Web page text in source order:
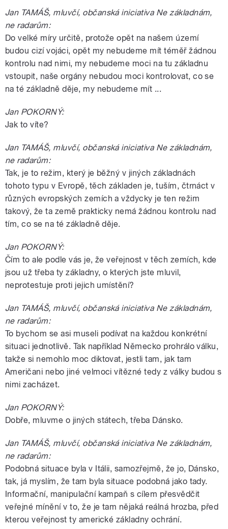
Jan TAMÁŠ, mluvčí, občanská iniciativa Ne základnám,
ne radarům:
Do velké míry určitě, protože opět na našem území
budou cizí vojáci, opět my nebudeme mít téměř žádnou
kontrolu nad nimi, my nebudeme moci na tu základnu
vstoupit, naše orgány nebudou moci kontrolovat, co se
na té základně děje, my nebudeme mít ...
Jan POKORNÝ:
Jak to víte?
Jan TAMÁŠ, mluvčí, občanská iniciativa Ne základnám,
ne radarům:
Tak, je to režim, který je běžný v jiných základnách
tohoto typu v Evropě, těch základen je, tuším, čtrnáct v
různých evropských zemích a vždycky je ten režim
takový, že ta země prakticky nemá žádnou kontrolu nad
tím, co se na té základně děje.
Jan POKORNÝ:
Čím to ale podle vás je, že veřejnost v těch zemích, kde
jsou už třeba ty základny, o kterých jste mluvil,
neprotestuje proti jejich umístění?
Jan TAMÁŠ, mluvčí, občanská iniciativa Ne základnám,
ne radarům:
To bychom se asi museli podívat na každou konkrétní
situaci jednotlivě. Tak například Německo prohrálo válku,
takže si nemohlo moc diktovat, jestli tam, jak tam
Američani nebo jiné velmoci vítězné tedy z války budou s
nimi zacházet.
Jan POKORNÝ:
Dobře, mluvme o jiných státech, třeba Dánsko.
Jan TAMÁŠ, mluvčí, občanská iniciativa Ne základnám,
ne radarům:
Podobná situace byla v Itálii, samozřejmě, že jo, Dánsko,
tak, já myslím, že tam byla situace podobná jako tady.
Informační, manipulační kampaň s cílem přesvědčit
veřejné mínění v to, že je tam nějaká reálná hrozba, před
kterou veřejnost ty americké základny ochrání.